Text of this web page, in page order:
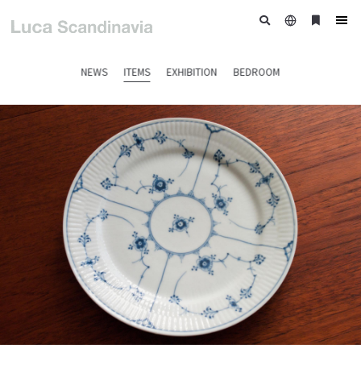
NEWS ITEMS EXHIBITION BEDROOM
日
ブ
ー
ク